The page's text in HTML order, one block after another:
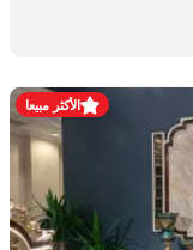
الأكثر مبيعا